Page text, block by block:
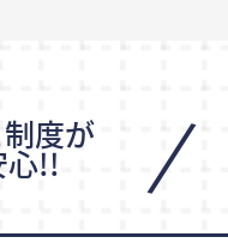
度が
心!! /